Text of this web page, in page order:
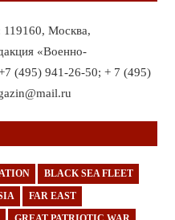
119160, Москва,
«Военно-
(495) 941-26-50; + 7 (495)
BLACK SEA FLEET
FAR EAST